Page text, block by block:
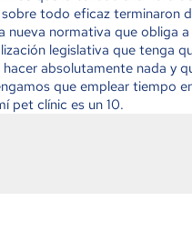
todo eficaz terminaron
nueva normativa que obliga
legislativa que tenga
absolutamente nada y
que emplear tiempo
pet clínic es un 10.